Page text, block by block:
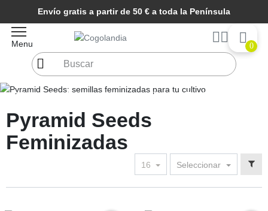
Envío gratis a partir de 50 € a toda la Península
Menu 0
Inicio Semillas de marihuana
Semillas Feminizadas
Pyramid Seeds
Feminizadas
16 Seleccionar